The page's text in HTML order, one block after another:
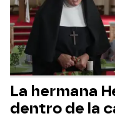
La hermana
dentro de la